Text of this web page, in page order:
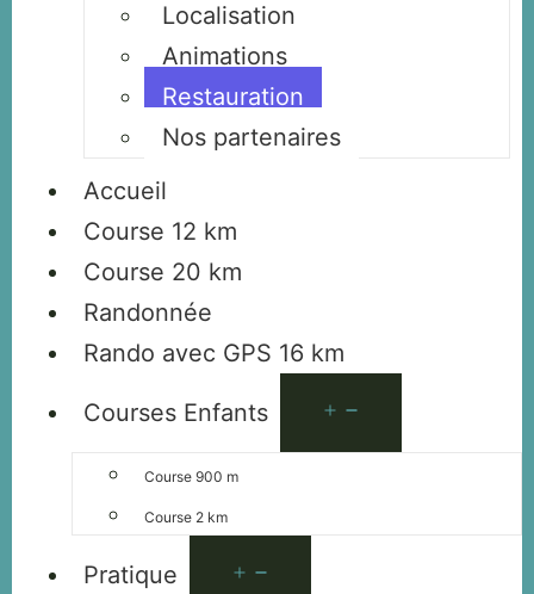
Localisation
Animations
Restauration
Nos partenaires
Accueil
Course 12 km
Course 20 km
Randonnée
Rando avec GPS 16 km
Courses Enfants
Course 900 m
Course 2 km
Pratique